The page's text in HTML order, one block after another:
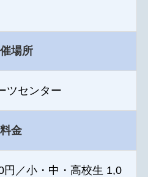
場所
ツセンター
料金
／小・中・高校生 1,0